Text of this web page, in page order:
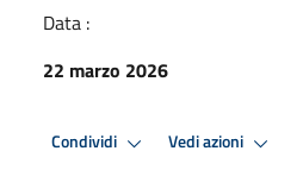
Data :
22 marzo 2026
Condividi Vedi azioni